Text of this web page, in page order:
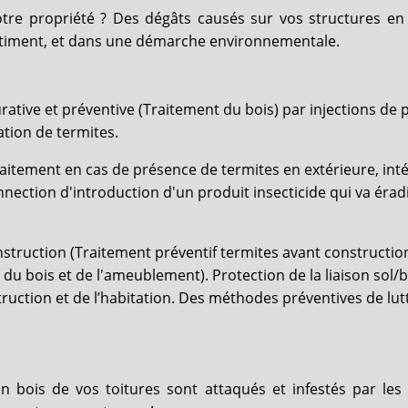
propriété ? Des dégâts causés sur vos structures
et dans une démarche environnementale.
et préventive (Traitement du bois) par injections
de termites.
en cas de présence de termites en extérieure,
d'introduction d'un produit insecticide qui va
(Traitement préventif termites avant
bois et de l'ameublement). Protection de la liaison
et de l’habitation. Des méthodes préventives de
bois de vos toitures sont attaqués et infestés par